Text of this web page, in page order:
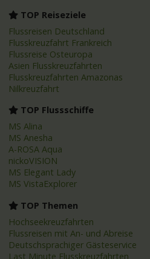
TOP Reiseziele
Flussreisen Deutschland
Flusskreuzfahrt Frankreich
Flussreise Osteuropa
Asien Flusskreuzfahrten
Flusskreuzfahrten Amazonas
Nilkreuzfahrt
TOP Flussschiffe
MS Alina
MS Anesha
A-ROSA Aqua
nickoVISION
MS Elegant Lady
MS VistaExplorer
TOP Themen
Hochseekreuzfahrten
Flussreisen mit An- und Abreise
Deutschsprachiger Gästeservice
Last Minute Flusskreuzfahrten